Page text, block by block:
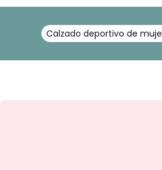
Calzado deportivo de